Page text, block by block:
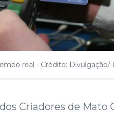
real - Crédito: Divulgação/
Criadores de Mato